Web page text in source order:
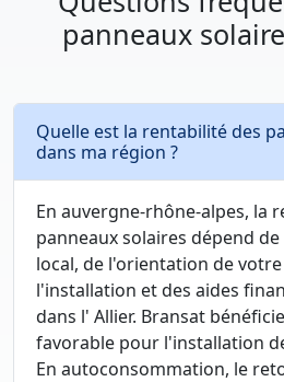
panneaux
Quelle est la rentabilité des
dans ma région ?
En auvergne-rhône-alpes, la
panneaux solaires dépend
local, de l'orientation de
l'installation et des aides
dans l' Allier. Bransat
favorable pour l'installation
En autoconsommation, le